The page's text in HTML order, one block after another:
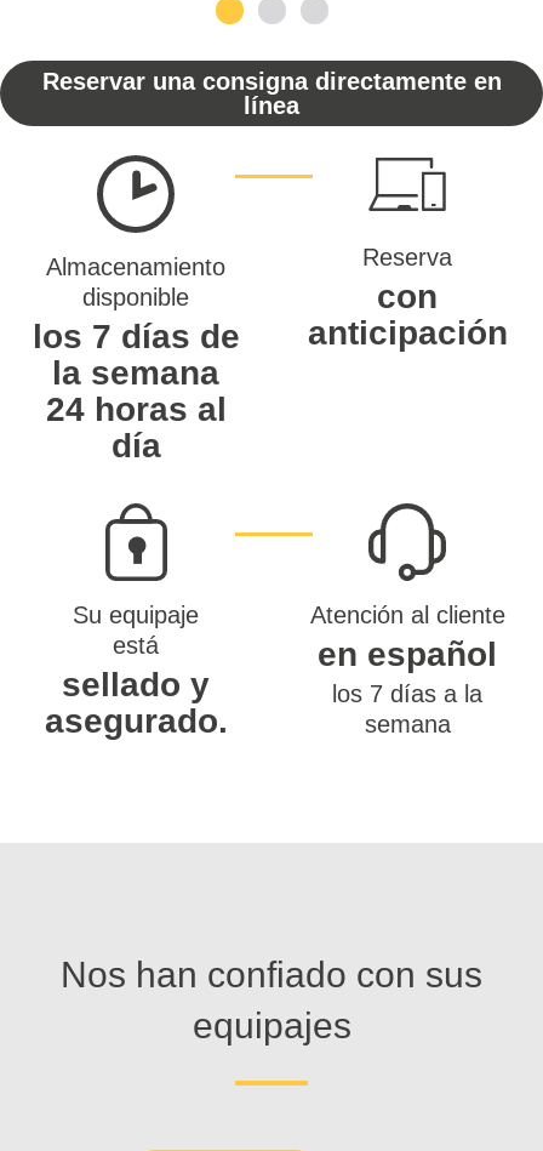
Reservar una consigna directamente en
línea
Almacenamiento
disponible
los 7 días de
la semana
24 horas al
día
Reserva
con
anticipación
Su equipaje
está
sellado y
asegurado.
Atención al cliente
en español
los 7 días a la
semana
Nos han confiado con sus
equipajes